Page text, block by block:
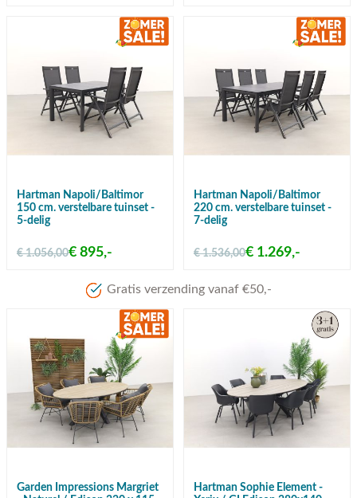
Hartman Napoli/Baltimor
150 cm. verstelbare tuinset -
5-delig
€ 1.056,00€ 895,-
Hartman Napoli/Baltimor
220 cm. verstelbare tuinset -
7-delig
€ 1.536,00€ 1.269,-
Meer dan 80 jaar ervaring
Garden Impressions Margriet
Hartman Sophie Element -